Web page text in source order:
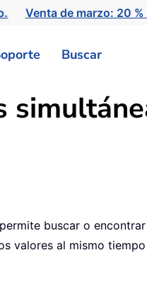
Venta de marzo: 20
Buscar
buscar o
valores al mismo tiempo